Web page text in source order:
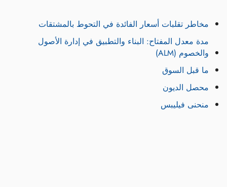
مخاطر تقلبات أسعار الفائدة في التحوط بالمشتقات
مدة معدل المفتاح: البناء والتطبيق في إدارة الأصول
والخصوم (ALM)
ما قبل السوق
محصل الديون
منحنى فيليبس